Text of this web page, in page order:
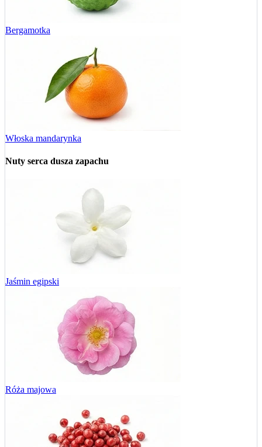
Bergamotka
Włoska mandarynka
Nuty serca dusza zapachu
Jaśmin egipski
Róża majowa